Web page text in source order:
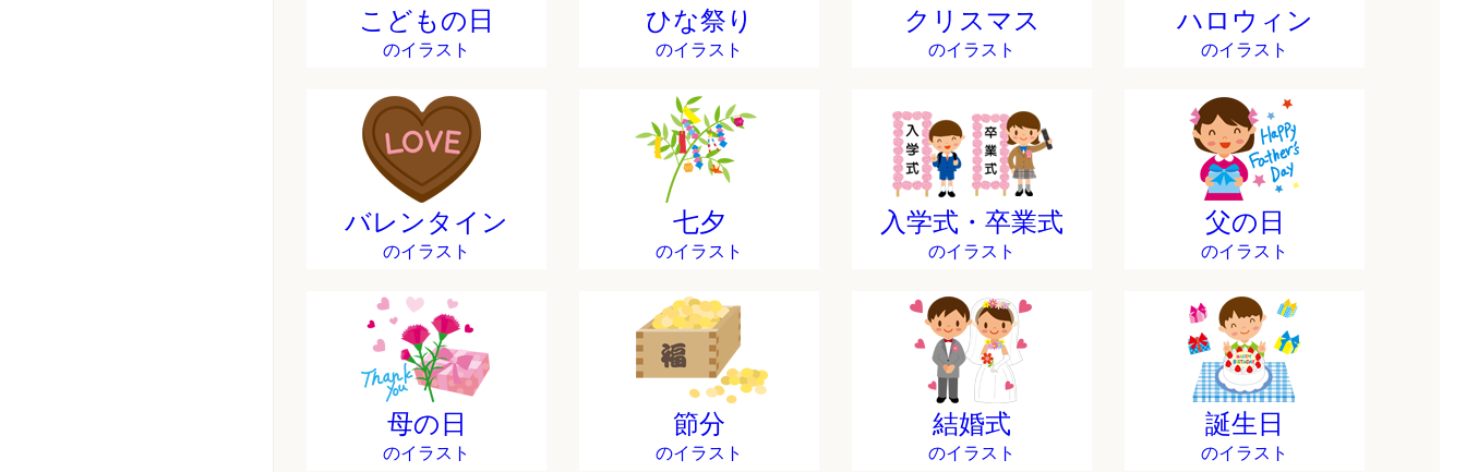
こどもの日
のイラスト
ひな祭り
のイラスト
クリスマス
のイラスト
ハロウィン
のイラスト
バレンタイン
のイラスト
七夕
のイラスト
入学式・卒業式
のイラスト
父の日
のイラスト
母の日
のイラスト
節分
のイラスト
結婚式
のイラスト
誕生日
のイラスト